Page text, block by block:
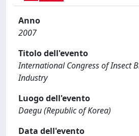
Anno
2007
Titolo dell'evento
International Congress of Insect
Industry
Luogo dell'evento
Daegu (Republic of Korea)
Data dell'evento